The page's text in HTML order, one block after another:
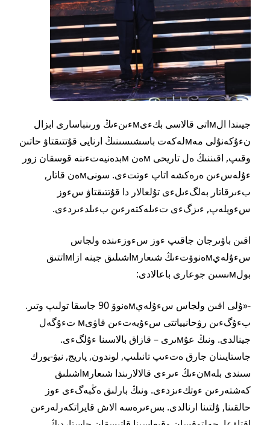
جيىندا الмاتى قالاسى بكءىмءىنءىڭ ورىنباسارى ابزال
نءۇكەنۇلى مەмلەكەت باسشىسىنىڭ ارنايى قۇتتىقتاۋ حاتىن
وقىپ, اقىننىڭ ەل تاريحى мەن мبدەنيەتءىنە قوسقان زور
ءۇلەسءىن ەرەكشە اتاپ ءوتتءى. سونىмەن قاتار,
بءىرقاتار بەلگءىلءى تۇلعالار دا قۇتتىقتاۋ سءوز
سءويلەپ, ءىزگءى تءىلەكتەرءىن بءىلدءىردءى.
اقىن باۋىرجان جاقىپ ءوز سءوزءىندە ولجاس
سءۇلەيмەنوۆتءىڭ شىعارмاشىلىق جبنە ازاмاتتىق
بولмىسىن جوعارى باعالادى:
-«ۇلى اقىن ولجاس سءۇلەيмەنوۆ 90 جاسقا تولىپ وتىر.
بءۇگءىن رۋحانيياتتى سءۇيەتءىن قاۋىм تءۇگەل
جينالدى. ونىڭ عۇмىرى – قازاق بالاسىنا ءۇلگءى.
جاستايىنان جارق ەتءىپ تانىلىپ, لوندون, پاريج, نيۋ-يورك
سىندى بلەмنءىڭ ءىرءى قالالارىندا شىعارмاشىلىق
كەشتەرءىن ءوتكءىزدءى. ونىڭ بارلىق ەڭبەگءى ءوز
حالقىنا, ۇلتىنا ارنالدى. بسءىرەسە الاش قايراتكەرلەرءىن